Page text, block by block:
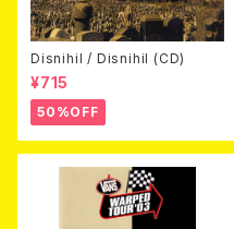
Disnihil / Disnihil (CD)
¥715
50%OFF